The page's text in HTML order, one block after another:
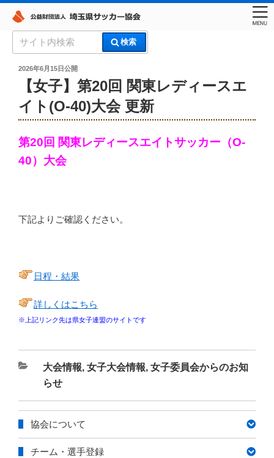
索:
検索
埼玉県サッカー協会
投
2026年6月15日公開
【女子】第20回 関東レディースエ
イト(O-40)大会 更新
第20回 関東レディースエイトサッカー（O-
40）大会
下記よりご確認ください。
日程・結果
詳しくはこちら
※上記リンク先は県女子連盟のサイトです
カ
テ
ゴ
ー
大会情報, 女子大会情報, 女子委員会からのお知
らせ
協会について
チーム・選手登録